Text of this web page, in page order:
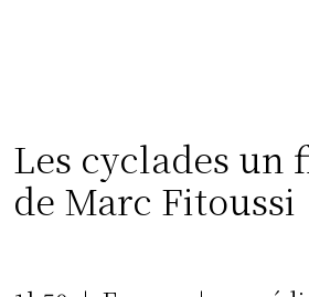
Les cyclades un
de Marc Fitoussi